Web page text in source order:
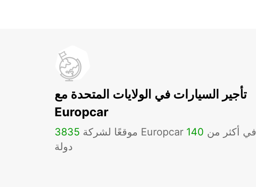
تأجير السيارات في الولايات المتحدة مع
Europcar
3835 موقعًا لشركة Europcar في أكثر من 140
دولة